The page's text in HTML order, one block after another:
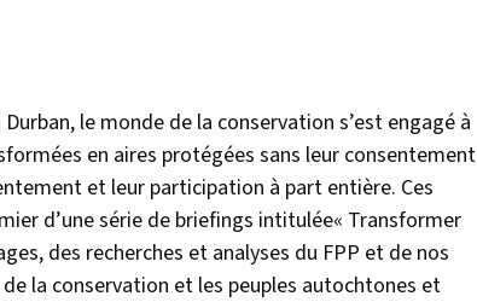
le monde de la conservation s’est engagé à
en aires protégées sans leur consentement
et leur participation à part entière. Ces
d’une série de briefings intitulée« Transformer
des recherches et analyses du FPP et de nos
la conservation et les peuples autochtones et